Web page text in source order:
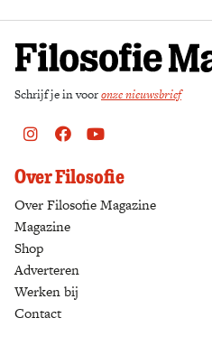
Schrijf je in vooronze nieuwsbrief
Instagram
FacebookYoutube
Over Filosofie
Over Filosofie Magazine
Magazine
Shop
Adverteren
Werken bij
Contact